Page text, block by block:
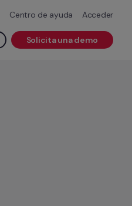
Centro de ayuda Acceder
Solicita una demo